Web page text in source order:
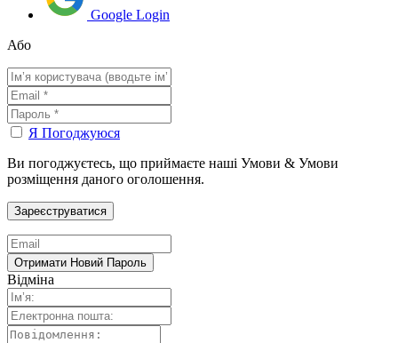
Google Login
Або
Я Погоджуюся
Ви погоджуєтесь, що приймаєте наші Умови & Умови
розміщення даного оголошення.
Відміна